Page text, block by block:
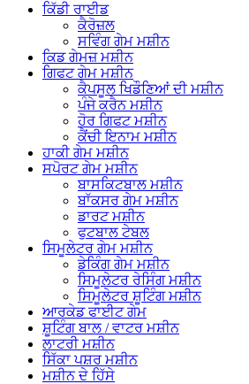
ਕਿੱਡੀ ਰਾਈਡ
ਕੈਰੋਜ਼ਲ
ਸਵਿੰਗ ਗੇਮ ਮਸ਼ੀਨ
ਕਿਡ ਗੇਮਜ਼ ਮਸ਼ੀਨ
ਗਿਫਟ ​​ਗੇਮ ਮਸ਼ੀਨ
ਕੈਪਸੂਲ ਖਿਡੌਣਿਆਂ ਦੀ ਮਸ਼ੀਨ
ਪੰਜੇ ਕਰੈਨ ਮਸ਼ੀਨ
ਹੋਰ ਗਿਫਟ ਮਸ਼ੀਨ
ਕੈਂਚੀ ਇਨਾਮ ਮਸ਼ੀਨ
ਹਾਕੀ ਗੇਮ ਮਸ਼ੀਨ
ਸਪੋਰਟ ਗੇਮ ਮਸ਼ੀਨ
ਬਾਸਕਿਟਬਾਲ ਮਸ਼ੀਨ
ਬਾੱਕਸਰ ਗੇਮ ਮਸ਼ੀਨ
ਡਾਰਟ ਮਸ਼ੀਨ
ਫੁਟਬਾਲ ਟੇਬਲ
ਸਿਮੂਲੇਟਰ ਗੇਮ ਮਸ਼ੀਨ
ਡੇਕਿੰਗ ਗੇਮ ਮਸ਼ੀਨ
ਸਿਮੂਲੇਟਰ ਰੇਸਿੰਗ ਮਸ਼ੀਨ
ਸਿਮੂਲੇਟਰ ਸ਼ੂਟਿੰਗ ਮਸ਼ੀਨ
ਆਰਕੇਡ ਫਾਈਟ ਗੇਮ
ਸ਼ੂਟਿੰਗ ਬਾਲ / ਵਾਟਰ ਮਸ਼ੀਨ
ਲਾਟਰੀ ਮਸ਼ੀਨ
ਸਿੱਕਾ ਪਸ਼ਰ ਮਸ਼ੀਨ
ਮਸ਼ੀਨ ਦੇ ਹਿੱਸੇ